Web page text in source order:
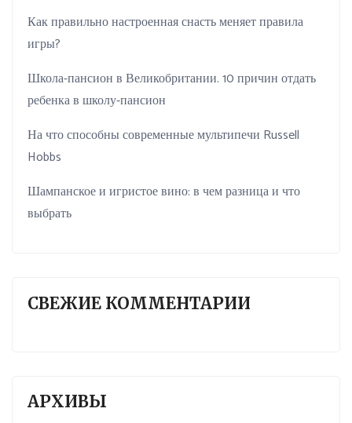
Как правильно настроенная снасть меняет правила
игры?
Школа-пансион в Великобритании. 10 причин отдать
ребенка в школу-пансион
На что способны современные мультипечи Russell
Hobbs
Шампанское и игристое вино: в чем разница и что
выбрать
СВЕЖИЕ КОММЕНТАРИИ
АРХИВЫ